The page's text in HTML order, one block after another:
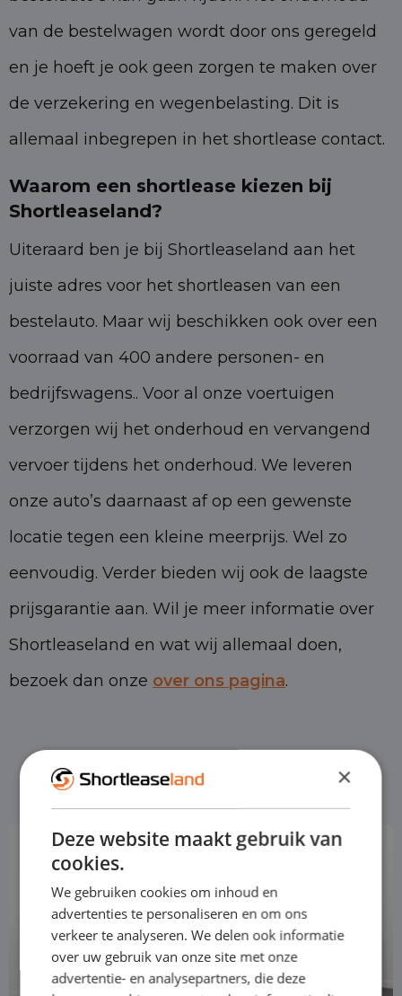
van de bestelwagen wordt door ons geregeld
en je hoeft je ook geen zorgen te maken over
de verzekering en wegenbelasting. Dit is
allemaal inbegrepen in het shortlease contact.
Waarom een shortlease kiezen bij
Shortleaseland?
Uiteraard ben je bij Shortleaseland aan het
juiste adres voor het shortleasen van een
bestelauto. Maar wij beschikken ook over een
voorraad van 400 andere personen- en
bedrijfswagens.. Voor al onze voertuigen
verzorgen wij het onderhoud en vervangend
vervoer tijdens het onderhoud. We leveren
onze auto’s daarnaast af op een gewenste
locatie tegen een kleine meerprijs. Wel zo
eenvoudig. Verder bieden wij ook de laagste
prijsgarantie aan. Wil je meer informatie over
Shortleaseland en wat wij allemaal doen,
bezoek dan onze over ons pagina.
Meest gekozen ×
Deze website maakt gebruik van
cookies.
We gebruiken cookies om inhoud en
advertenties te personaliseren en om ons
verkeer te analyseren. We delen ook informatie
over uw gebruik van onze site met onze
advertentie- en analysepartners, die deze